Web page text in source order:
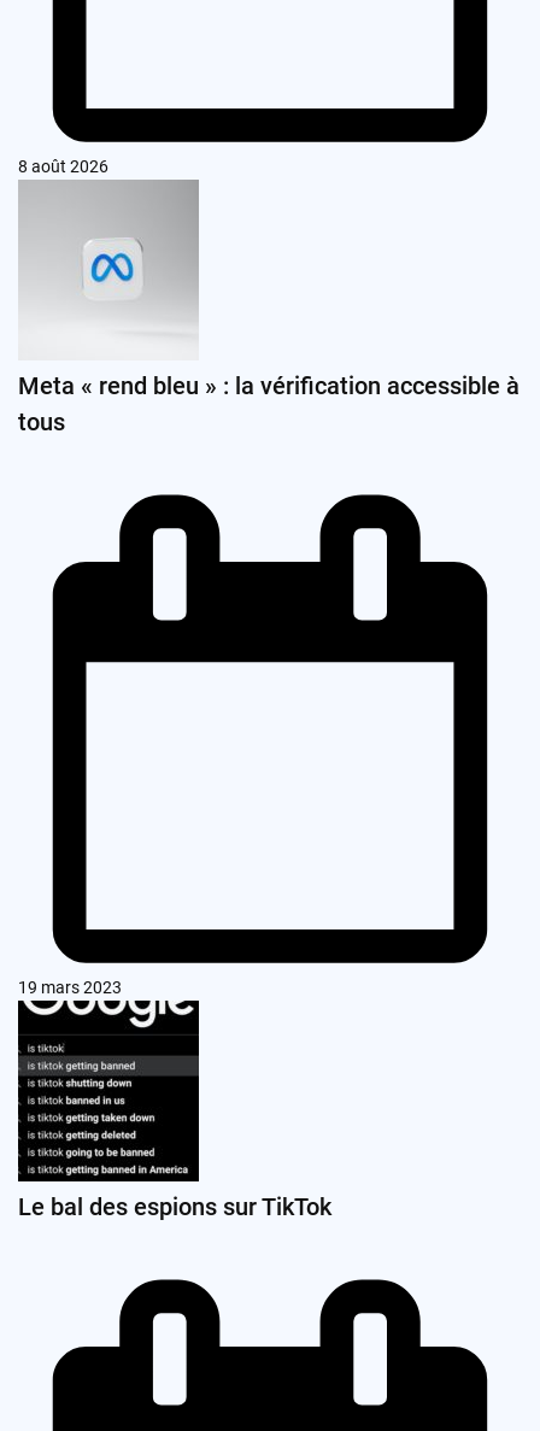
8 août 2026
Meta « rend bleu » : la vérification accessible à
tous
19 mars 2023
Le bal des espions sur TikTok